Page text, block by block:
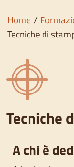
Home
Tecniche di
Tecniche
A chi è